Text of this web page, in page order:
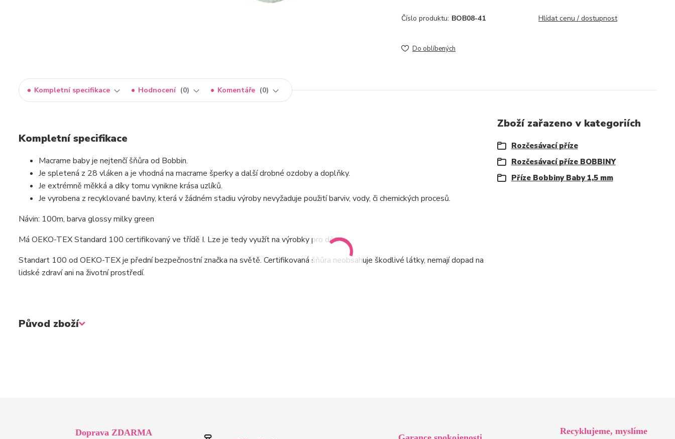
Číslo produktu: BOB08-41 Hlídat cenu / dostupnost
Do oblíbených
Kompletní specifikace Hodnocení 0 Komentáře 0
Kompletní specifikace
Macrame baby je nejtenčí šňůra od Bobbin.
Je spletená z 28 vláken a je vhodná na macrame šperky a další drobné ozdoby a doplňky.
Je extrémně měkká a díky tomu vynikne krása uzlíků.
Je vyrobena z recyklované bavlny, která v žádném stadiu výroby nevyžaduje použití barviv, vody, či chemických procesů.
Návin: 100m, barva glossy milky green
Má OEKO-TEX Standard 100 certifikovaný ve třídě I. Lze je tedy využít na výrobky pro děti.
Standart 100 od OEKO-TEX je přední bezpečnostní značka na světě. Certifikovaná šňůra neobsahuje škodlivé látky, nemají dopad na
lidské zdraví ani na životní prostředí.
Původ zboží
Zboží zařazeno v kategoriích
Rozčesávací příze
Rozčesávací příze BOBBINY
Příze Bobbiny Baby 1,5 mm
Doprava ZDARMA
Recyklujeme, myslíme